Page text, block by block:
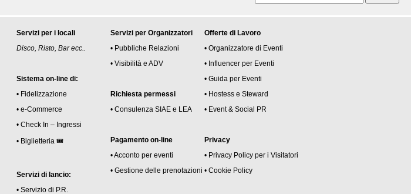
Servizi per i locali
Disco, Risto, Bar ecc..
Sistema on-line di:
• Fidelizzazione
• e-Commerce
• Check In – Ingressi
• Biglietteria 🎟
Servizi di lancio:
• Servizio di P.R.
Servizi per Organizzatori
• Pubbliche Relazioni
• Visibilità e ADV
Richiesta permessi
• Consulenza SIAE e LEA
Pagamento on-line
• Acconto per eventi
• Gestione delle prenotazioni
Offerte di Lavoro
• Organizzatore di Eventi
• Influencer per Eventi
• Guida per Eventi
• Hostess e Steward
• Event & Social PR
Privacy
• Privacy Policy per i Visitatori
• Cookie Policy